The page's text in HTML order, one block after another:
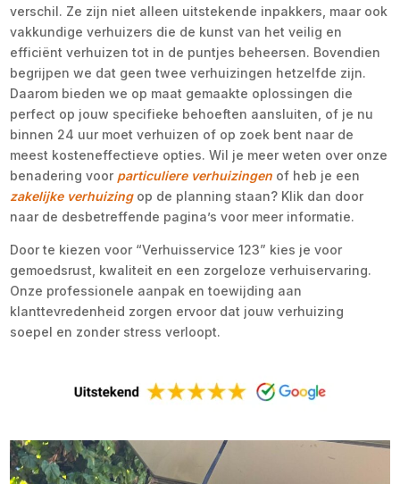
verschil. Ze zijn niet alleen uitstekende inpakkers, maar ook
vakkundige verhuizers die de kunst van het veilig en
efficiënt verhuizen tot in de puntjes beheersen. Bovendien
begrijpen we dat geen twee verhuizingen hetzelfde zijn.
Daarom bieden we op maat gemaakte oplossingen die
perfect op jouw specifieke behoeften aansluiten, of je nu
binnen 24 uur moet verhuizen of op zoek bent naar de
meest kosteneffectieve opties. Wil je meer weten over onze
benadering voor particuliere verhuizingen of heb je een
zakelijke verhuizingop de planning staan? Klik dan door
naar de desbetreffende pagina’s voor meer informatie.
Door te kiezen voor “Verhuisservice 123” kies je voor
gemoedsrust, kwaliteit en een zorgeloze verhuiservaring.
Onze professionele aanpak en toewijding aan
klanttevredenheid zorgen ervoor dat jouw verhuizing
soepel en zonder stress verloopt.